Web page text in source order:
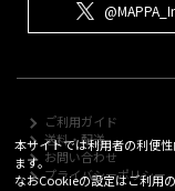
ご利用ガイド
送料・配送
お問い合わせ
プライバシーポリシー
本サイトでは利用者の利便
ます。
なおCookieの設定はご利用